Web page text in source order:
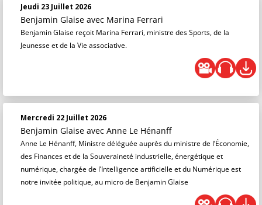
Jeudi 23 Juillet 2026
Benjamin Glaise avec Marina Ferrari
Benjamin Glaise reçoit Marina Ferrari, ministre des Sports, de la
Jeunesse et de la Vie associative.
Mercredi 22 Juillet 2026
Benjamin Glaise avec Anne Le Hénanff
Anne Le Hénanff, Ministre déléguée auprès du ministre de l’Économie,
des Finances et de la Souveraineté industrielle, énergétique et
numérique, chargée de l’Intelligence artificielle et du Numérique est
notre invitée politique, au micro de Benjamin Glaise